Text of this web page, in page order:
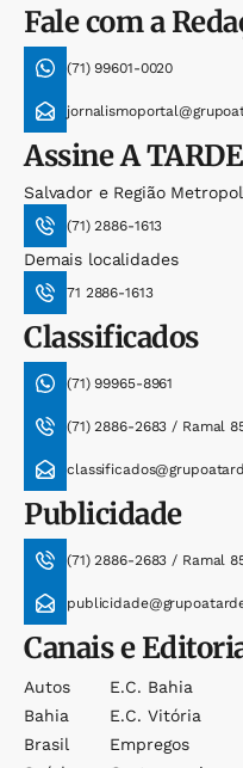
Fale com a
(71) 99601-0020
AssineA TARDE
Salvador e Região
(71) 2886-1613
Demais localidades
71 2886-1613
Classificados
(71) 99965-8961
(71) 2886-2683 / Ramal
Publicidade
(71) 2886-2683 / Ramal
Canais e
Autos
Bahia
Brasil
E.c. Bahia
E.c. Vitória
Empregos